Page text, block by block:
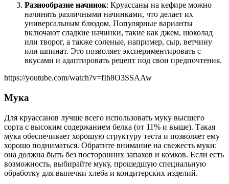
Разнообразие начинок: Круассаны на кефире можно
начинять различными начинками, что делает их
универсальным блюдом. Популярные варианты
включают сладкие начинки, такие как джем, шоколад
или творог, а также соленые, например, сыр, ветчину
или шпинат. Это позволяет экспериментировать с
вкусами и адаптировать рецепт под свои предпочтения.
https://youtube.com/watch?v=fIh8O3SSAAw
Мука
Для круассанов лучше всего использовать муку высшего
сорта с высоким содержанием белка (от 11% и выше). Такая
мука обеспечивает хорошую структуру теста и позволяет ему
хорошо подниматься. Обратите внимание на свежесть муки:
она должна быть без посторонних запахов и комков. Если есть
возможность, выбирайте муку, прошедшую специальную
обработку для выпечки хлеба и кондитерских изделий.